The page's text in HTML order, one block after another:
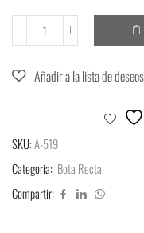
SKU:A-519
Categoria: Bota Recta
Compartir: